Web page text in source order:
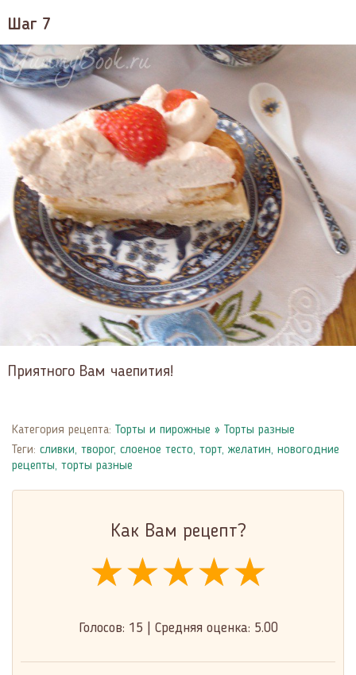
Шаг 7
Приятного Вам чаепития!
Категория рецепта: Торты и пирожные » Торты разные
Теги: сливки, творог, слоеное тесто, торт, желатин, новогодние
рецепты, торты разные
Как Вам рецепт?
★★★★★
★★★★★
★★★★★
Голосов: 15 Средняя оценка: 5.00